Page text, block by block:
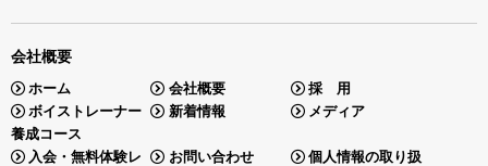
会社概要
ホーム 会社概要
採 用
ボイストレーナー
養成コース
新着情報 メディア
入会・無料体験レ
お問い合わせ
個人情報の取り扱